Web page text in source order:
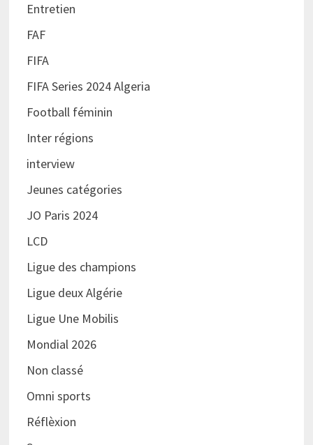
Entretien
FAF
FIFA
FIFA Series 2024 Algeria
Football féminin
Inter régions
interview
Jeunes catégories
JO Paris 2024
LCD
Ligue des champions
Ligue deux Algérie
Ligue Une Mobilis
Mondial 2026
Non classé
Omni sports
Réflèxion